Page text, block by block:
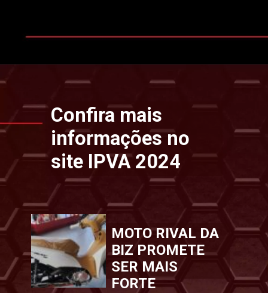
Openinghttps://www.ipvaconsulta.app.br/
MOTO RIVAL DA
BIZ PROMETE
SER MAIS
FORTE
Confira mais
informações no
site IPVA 2024